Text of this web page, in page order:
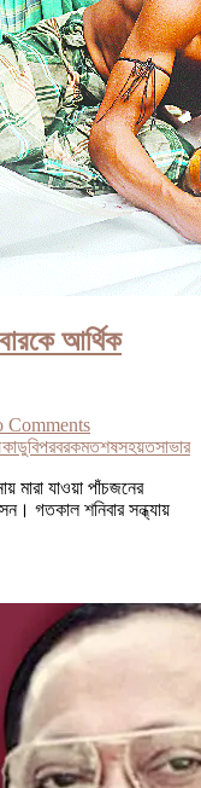
আর্থিক
Comments
পরবরকমতশষসহয়তসাভার
মারা যাওয়া পাঁচজনের
গতকাল শনিবার সন্ধ্যায়